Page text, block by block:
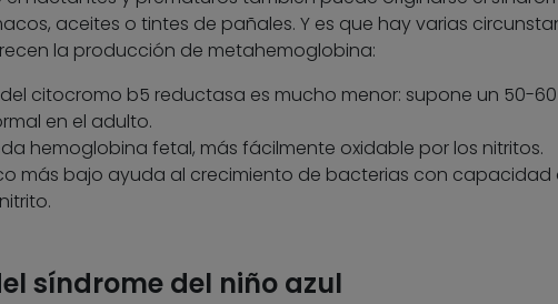
aceites o tintes de pañales. Y es que hay varias
la producción de metahemoglobina:
citocromo b5 reductasa es mucho menor: supone un 50-60
en el adulto.
hemoglobina fetal, más fácilmente oxidable por los nitritos.
más bajo ayuda al crecimiento de bacterias con capacidad
síndrome del niño azul